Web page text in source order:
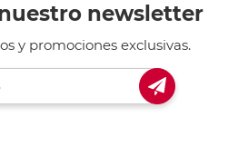
newsletter
y promociones exclusivas.